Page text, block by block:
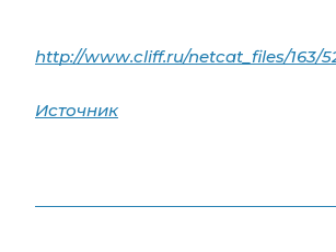
http://www.cliff.ru/netcat_files/163/
Источник